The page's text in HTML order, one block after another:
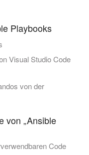
Playbooks
Visual Studio Code
von der
von „Ansible
Code